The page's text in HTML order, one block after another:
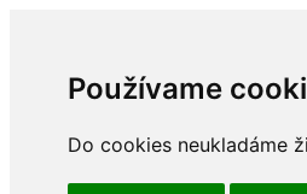
Používame
Do cookies neukladáme